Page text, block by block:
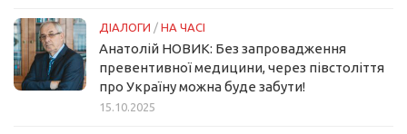
ДІАЛОГИ / НА ЧАСІ
Анатолій НОВИК: Без запровадження
превентивної медицини, через півстоліття
про Україну можна буде забути!
15.10.2025